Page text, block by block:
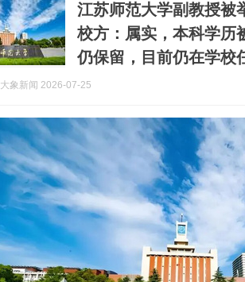
江苏师范大学副教授被
校方：属实，本科学历
仍保留，目前仍在学校
大象新闻 2026-07-25